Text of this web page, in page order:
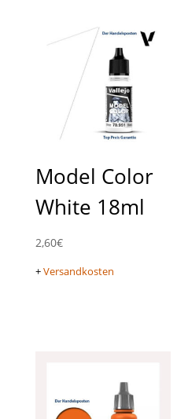
Model Color
White 18ml
2,60€
+Versandkosten